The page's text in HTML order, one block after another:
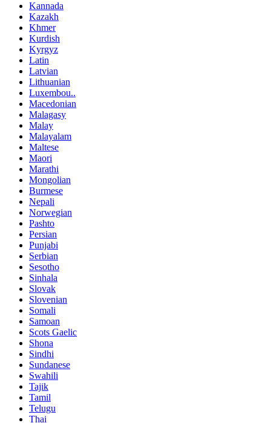
Kannada
Kazakh
Khmer
Kurdish
Kyrgyz
Latin
Latvian
Lithuanian
Luxembou..
Macedonian
Malagasy
Malay
Malayalam
Maltese
Maori
Marathi
Mongolian
Burmese
Nepali
Norwegian
Pashto
Persian
Punjabi
Serbian
Sesotho
Sinhala
Slovak
Slovenian
Somali
Samoan
Scots Gaelic
Shona
Sindhi
Sundanese
Swahili
Tajik
Tamil
Telugu
Thai